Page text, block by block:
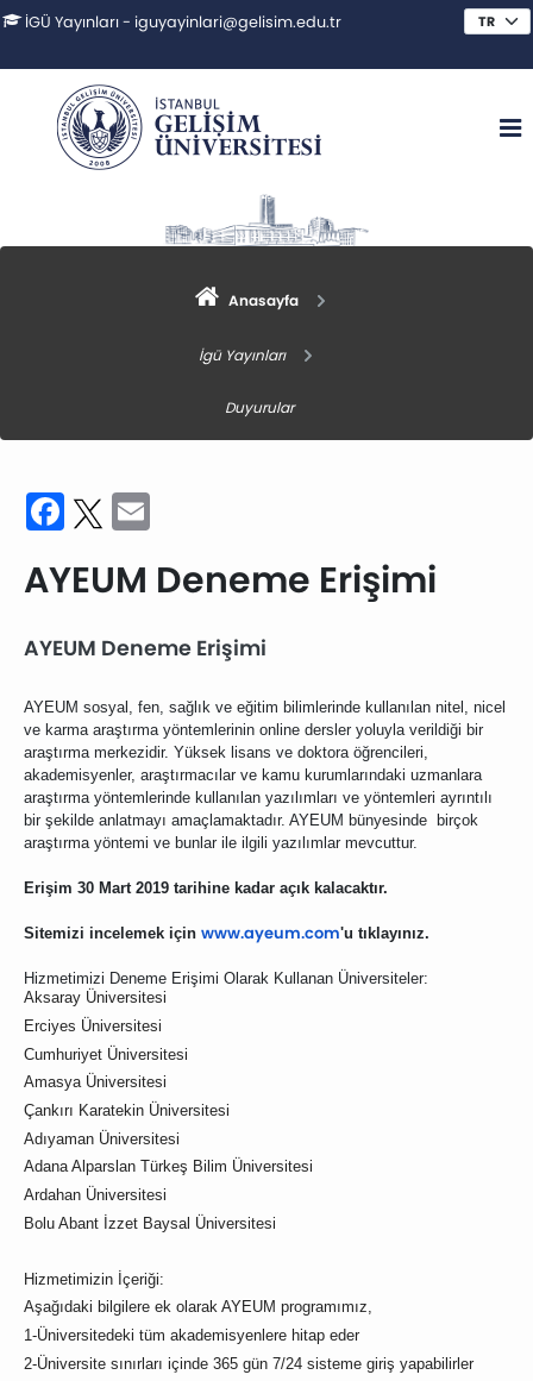
İGÜ Yayınları - iguyayinlari@gelisim.edu.tr
Anasayfa
İgü Yayınları
Duyurular
Facebook
Twitter
AYEUM Deneme Erişimi
AYEUM Deneme Erişimi
AYEUM sosyal, fen, sağlık ve eğitim bilimlerinde kullanılan nitel, nicel
ve karma araştırma yöntemlerinin online dersler yoluyla verildiği bir
araştırma merkezidir. Yüksek lisans ve doktora öğrencileri,
akademisyenler, araştırmacılar ve kamu kurumlarındaki uzmanlara
araştırma yöntemlerinde kullanılan yazılımları ve yöntemleri ayrıntılı
bir şekilde anlatmayı amaçlamaktadır. AYEUM bünyesinde birçok
araştırma yöntemi ve bunlar ile ilgili yazılımlar mevcuttur.
Erişim 30 Mart 2019 tarihine kadar açık kalacaktır.
Sitemizi incelemek için www.ayeum.com'u tıklayınız.
Hizmetimizi Deneme Erişimi Olarak Kullanan Üniversiteler:
Aksaray Üniversitesi
Erciyes Üniversitesi
Cumhuriyet Üniversitesi
Amasya Üniversitesi
Çankırı Karatekin Üniversitesi
Adıyaman Üniversitesi
Adana Alparslan Türkeş Bilim Üniversitesi
Ardahan Üniversitesi
Bolu Abant İzzet Baysal Üniversitesi
Hizmetimizin İçeriği:
Aşağıdaki bilgilere ek olarak AYEUM programımız,
1-Üniversitedeki tüm akademisyenlere hitap eder
2-Üniversite sınırları içinde 365 gün 7/24 sisteme giriş yapabilirler